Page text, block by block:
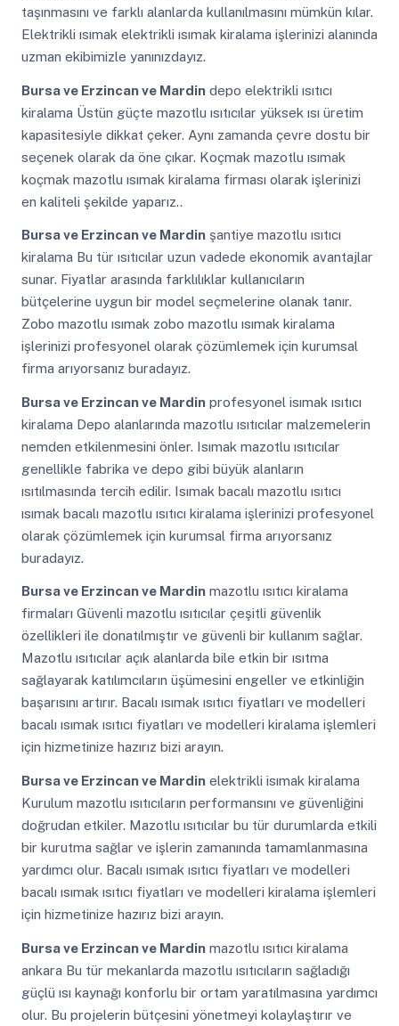
taşınmasını ve farklı alanlarda kullanılmasını mümkün kılar.
Elektrikli ısımak elektrikli ısımak kiralama işlerinizi alanında
uzman ekibimizle yanınızdayız.
Bursa ve Erzincan ve Mardindepo elektrikli ısıtıcı
kiralama Üstün güçte mazotlu ısıtıcılar yüksek ısı üretim
kapasitesiyle dikkat çeker. Aynı zamanda çevre dostu bir
seçenek olarak da öne çıkar. Koçmak mazotlu ısımak
koçmak mazotlu ısımak kiralama firması olarak işlerinizi
en kaliteli şekilde yaparız..
Bursa ve Erzincan ve Mardinşantiye mazotlu ısıtıcı
kiralama Bu tür ısıtıcılar uzun vadede ekonomik avantajlar
sunar. Fiyatlar arasında farklılıklar kullanıcıların
bütçelerine uygun bir model seçmelerine olanak tanır.
Zobo mazotlu ısımak zobo mazotlu ısımak kiralama
işlerinizi profesyonel olarak çözümlemek için kurumsal
firma arıyorsanız buradayız.
Bursa ve Erzincan ve Mardinprofesyonel isımak ısıtıcı
kiralama Depo alanlarında mazotlu ısıtıcılar malzemelerin
nemden etkilenmesini önler. Isımak mazotlu ısıtıcılar
genellikle fabrika ve depo gibi büyük alanların
ısıtılmasında tercih edilir. Isımak bacalı mazotlu ısıtıcı
ısımak bacalı mazotlu ısıtıcı kiralama işlerinizi profesyonel
olarak çözümlemek için kurumsal firma arıyorsanız
buradayız.
Bursa ve Erzincan ve Mardinmazotlu ısıtıcı kiralama
firmaları Güvenli mazotlu ısıtıcılar çeşitli güvenlik
özellikleri ile donatılmıştır ve güvenli bir kullanım sağlar.
Mazotlu ısıtıcılar açık alanlarda bile etkin bir ısıtma
sağlayarak katılımcıların üşümesini engeller ve etkinliğin
başarısını artırır. Bacalı ısımak ısıtıcı fiyatları ve modelleri
bacalı ısımak ısıtıcı fiyatları ve modelleri kiralama işlemleri
için hizmetinize hazırız bizi arayın.
Bursa ve Erzincan ve Mardinelektrikli isımak kiralama
Kurulum mazotlu ısıtıcıların performansını ve güvenliğini
doğrudan etkiler. Mazotlu ısıtıcılar bu tür durumlarda etkili
bir kurutma sağlar ve işlerin zamanında tamamlanmasına
yardımcı olur. Bacalı ısımak ısıtıcı fiyatları ve modelleri
bacalı ısımak ısıtıcı fiyatları ve modelleri kiralama işlemleri
için hizmetinize hazırız bizi arayın.
Bursa ve Erzincan ve Mardinmazotlu ısıtıcı kiralama
ankara Bu tür mekanlarda mazotlu ısıtıcıların sağladığı
güçlü ısı kaynağı konforlu bir ortam yaratılmasına yardımcı
olur. Bu projelerin bütçesini yönetmeyi kolaylaştırır ve